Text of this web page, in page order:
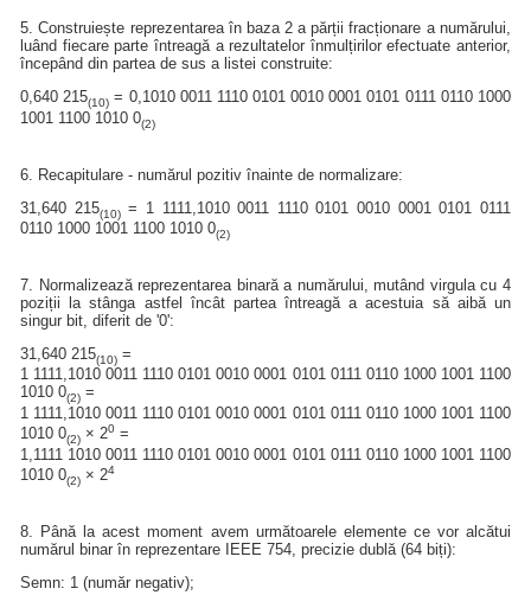
5. Construiește reprezentarea în baza 2 a părții fracționare a numărului,
luând fiecare parte întreagă a rezultatelor înmulțirilor efectuate anterior,
începând din partea de sus a listei construite:
0,640 215(10) = 0,1010 0011 1110 0101 0010 0001 0101 0111 0110 1000
1001 1100 1010 0(2)
6. Recapitulare - numărul pozitiv înainte de normalizare:
31,640 215(10) = 1 1111,1010 0011 1110 0101 0010 0001 0101 0111
0110 1000 1001 1100 1010 0(2)
7. Normalizează reprezentarea binară a numărului, mutând virgula cu 4
poziții la stânga astfel încât partea întreagă a acestuia să aibă un
singur bit, diferit de '0':
31,640 215(10) =
1 1111,1010 0011 1110 0101 0010 0001 0101 0111 0110 1000 1001 1100
1010 0(2) =
1 1111,1010 0011 1110 0101 0010 0001 0101 0111 0110 1000 1001 1100
1010 0(2) × 20 =
1,1111 1010 0011 1110 0101 0010 0001 0101 0111 0110 1000 1001 1100
1010 0(2) × 24
8. Până la acest moment avem următoarele elemente ce vor alcătui
numărul binar în reprezentare IEEE 754, precizie dublă (64 biți):
Semn: 1 (număr negativ);